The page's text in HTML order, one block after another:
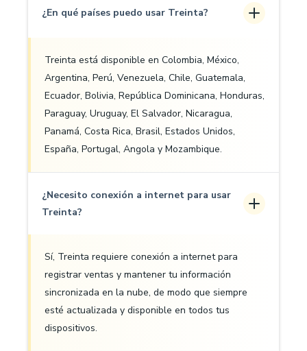
¿En qué países puedo usar Treinta?
Treinta está disponible en Colombia, México,
Argentina, Perú, Venezuela, Chile, Guatemala,
Ecuador, Bolivia, República Dominicana, Honduras,
Paraguay, Uruguay, El Salvador, Nicaragua,
Panamá, Costa Rica, Brasil, Estados Unidos,
España, Portugal, Angola y Mozambique.
¿Necesito conexión a internet para usar
Treinta?
Sí, Treinta requiere conexión a internet para
registrar ventas y mantener tu información
sincronizada en la nube, de modo que siempre
esté actualizada y disponible en todos tus
dispositivos.